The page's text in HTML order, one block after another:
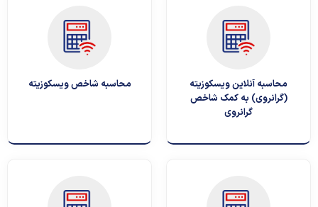
محاسبه آنلاین ویسکوزیته
(گرانروی) به کمک شاخص
گرانروی
محاسبه شاخص ویسکوزیته